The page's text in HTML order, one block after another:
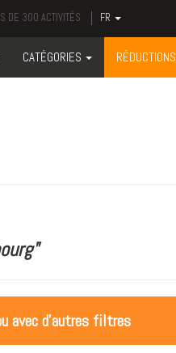
DE 300 ACTIVITÉS FR
CATÉGORIES RÉDUCTIONS
avec d'autres filtres